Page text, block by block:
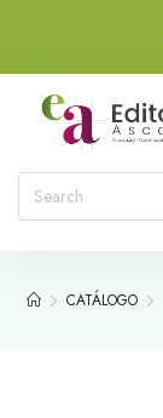
CATÁLOGO